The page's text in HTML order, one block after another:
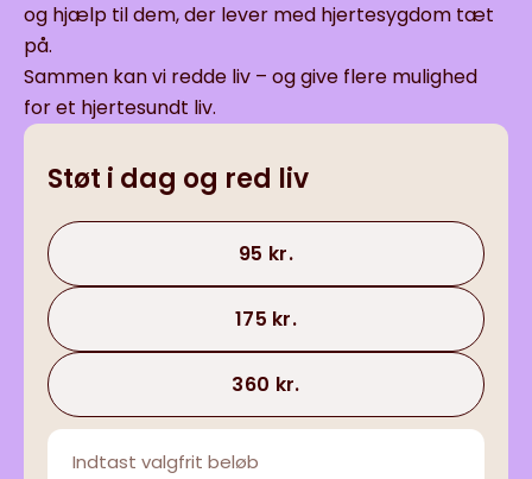
og hjælp til dem, der lever med hjertesygdom tæt
på.
Sammen kan vi redde liv – og give flere mulighed
for et hjertesundt liv.
Støt i dag og red liv
95 kr.
175 kr.
360 kr.